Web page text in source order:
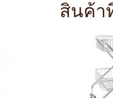
สินค้า